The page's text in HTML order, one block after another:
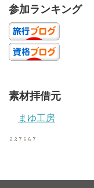
参加ランキング
素材拝借元
まゆ工房